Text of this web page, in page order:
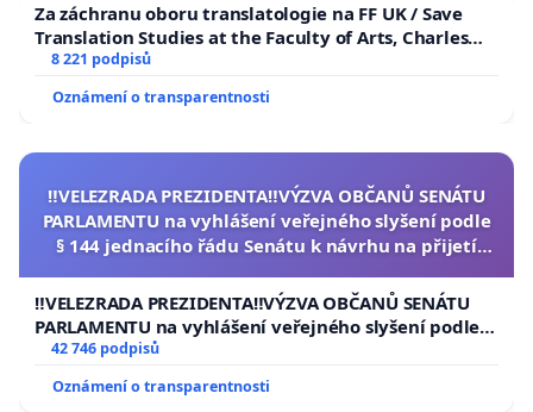
Za záchranu oboru translatologie na FF UK / Save
Translation Studies at the Faculty of Arts, Charles
University
8 221 podpisů
Oznámení o transparentnosti
‼️VELEZRADA PREZIDENTA‼️VÝZVA OBČANŮ SENÁTU
PARLAMENTU na vyhlášení veřejného slyšení podle
§ 144 jednacího řádu Senátu k návrhu na přijetí
republiky
‼️VELEZRADA PREZIDENTA‼️VÝZVA OBČANŮ SENÁTU
PARLAMENTU na vyhlášení veřejného slyšení podle §
144 jednacího řádu Senátu k návrhu na přijetí
usnesení k podání ústavní žaloby na prezidenta
republiky
42 746 podpisů
Oznámení o transparentnosti